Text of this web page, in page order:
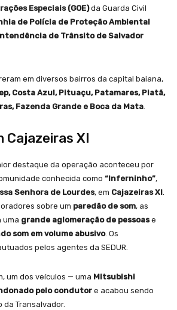
Especiais (GOE)da Guarda Civil
de Polícia de Proteção Ambiental
de Trânsito de Salvador
em diversos bairros da capital baiana,
Costa Azul, Pituaçu, Patamares, Piatã,
Fazenda Grande e Boca da Mata.
Cajazeiras XI
destaque da operação aconteceu por
conhecida como “Inferninho”,
Senhora de Lourdes, em Cajazeiras XI.
sobre um paredão de som, as
uma grande aglomeração de pessoase
som em volume abusivo. Os
pelos agentes da SEDUR.
um dos veículos — uma Mitsubishi
pelo condutor e acabou sendo
da Transalvador.